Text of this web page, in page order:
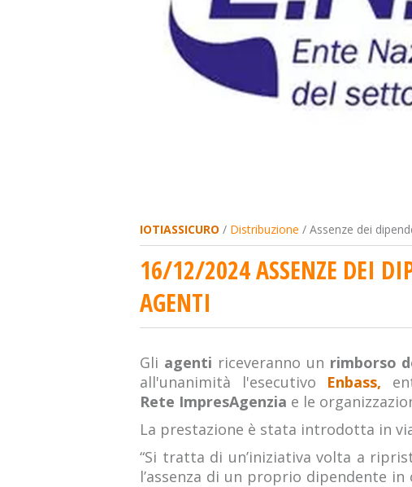
IOTIASSICURO / Distribuzione / Assenze dei
16/12/2024 ASSENZE DEI
AGENTI
Gli agenti riceveranno un rimborso
all'unanimità l'esecutivo Enbass,
Rete ImpresAgenzia e le
La prestazione è stata introdotta in
“Si tratta di un’iniziativa volta a
l’assenza di un proprio dipendente